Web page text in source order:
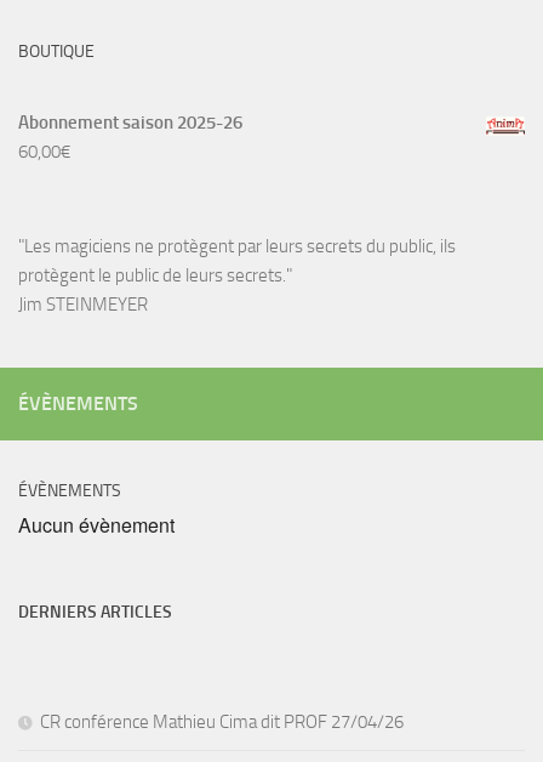
BOUTIQUE
Abonnement saison 2025-26
60,00€
"Les magiciens ne protègent par leurs secrets du public, ils
protègent le public de leurs secrets."
Jim STEINMEYER
ÉVÈNEMENTS
ÉVÈNEMENTS
Aucun évènement
DERNIERS ARTICLES
CR conférence Mathieu Cima dit PROF 27/04/26